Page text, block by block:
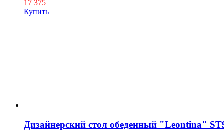
17 375
Купить
Дизайнерский стол обеденный "Leontina"